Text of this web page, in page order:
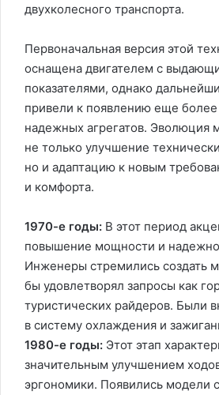
двухколесного транспорта.
Первоначальная версия этой
оснащена двигателем с
показателями, однако
привели к появлению еще
надежных агрегатов. Эволюция
не только улучшение
но и адаптацию к новым
и комфорта.
1970-е годы: В этот период
повышение мощности и
Инженеры стремились создать
бы удовлетворял запросы как
туристических райдеров. Были
в систему охлаждения и
1980-е годы: Этот этап
значительным улучшением
эргономики. Появились модели с